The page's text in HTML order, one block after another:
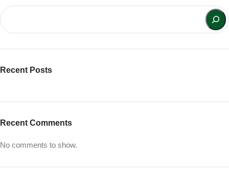
Recent Posts
Recent Comments
No comments to show.